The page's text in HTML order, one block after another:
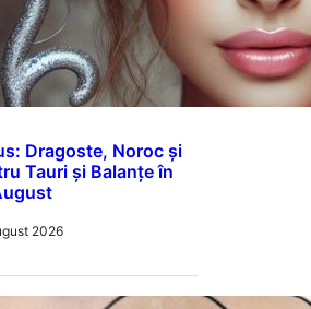
Dragoste, Noroc și
Tauri și Balanțe în
2026